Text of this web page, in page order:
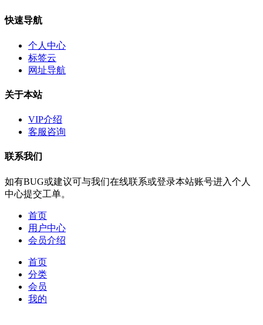
快速导航
个人中心
标签云
网址导航
关于本站
VIP介绍
客服咨询
联系我们
如有BUG或建议可与我们在线联系或登录本站账号进入个人
中心提交工单。
首页
用户中心
会员介绍
首页
分类
会员
我的